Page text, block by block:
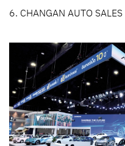
6. CHANGAN AUTO